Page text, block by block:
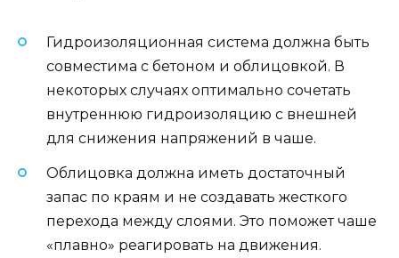
Гидроизоляционная система должна быть
совместима с бетоном и облицовкой. В
некоторых случаях оптимально сочетать
внутреннюю гидроизоляцию с внешней
для снижения напряжений в чаше.
Облицовка должна иметь достаточный
запас по краям и не создавать жесткого
перехода между слоями. Это поможет чаше
«плавно» реагировать на движения.